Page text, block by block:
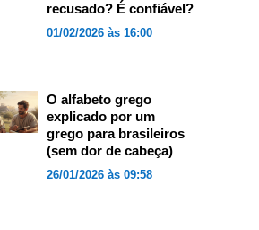
recusado? É confiável?
01/02/2026 às 16:00
O alfabeto grego
explicado por um
grego para brasileiros
(sem dor de cabeça)
26/01/2026 às 09:58